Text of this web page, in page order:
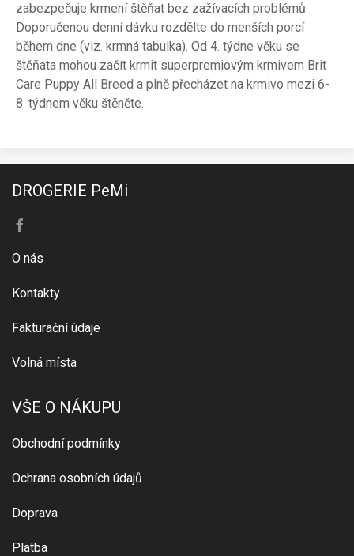
zabezpečuje krmení štěňat bez zažívacích problémů.
Doporučenou denní dávku rozdělte do menších porcí
během dne (viz. krmná tabulka). Od 4. týdne věku se
štěňata mohou začít krmit superpremiovým krmivem Brit
Care Puppy All Breed a plně přecházet na krmivo mezi 6-
8. týdnem věku štěněte.
DROGERIE PeMi
O nás
Kontakty
Fakturační údaje
Volná místa
VŠE O NÁKUPU
Obchodní podmínky
Ochrana osobních údajů
Doprava
Platba